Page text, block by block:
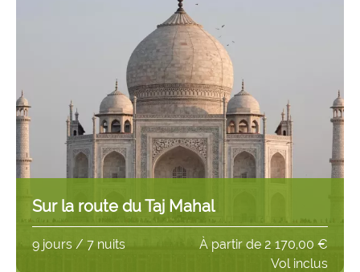
Sur la route du Taj Mahal
9 jours / 7 nuits
Vol inclus
À partir de 2 170,00 €